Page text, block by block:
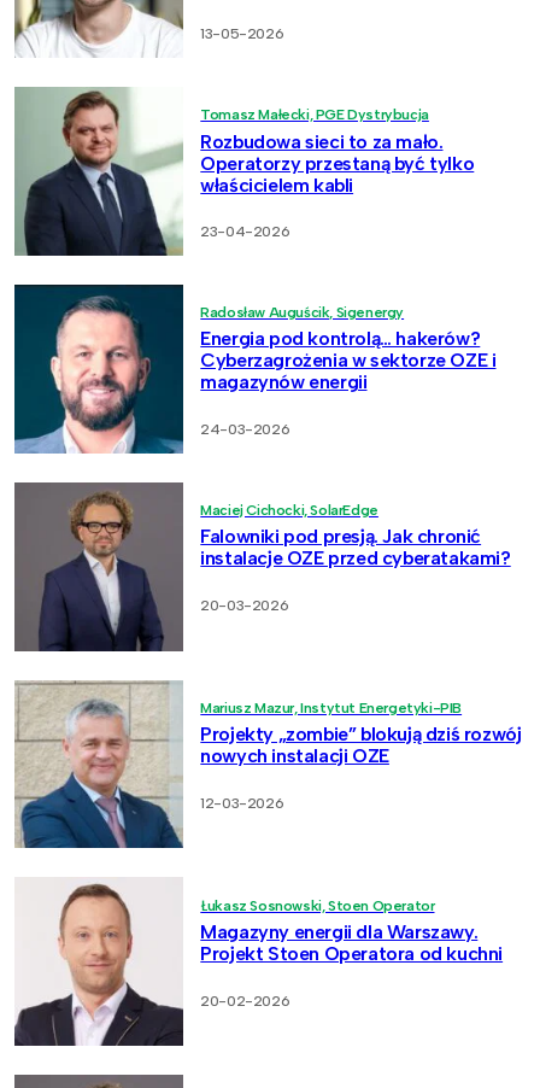
13-05-2026
Tomasz Małecki, PGE Dystrybucja
Rozbudowa sieci to za mało.
Operatorzy przestaną być tylko
właścicielem kabli
23-04-2026
Radosław Auguścik, Sigenergy
Energia pod kontrolą… hakerów?
Cyberzagrożenia w sektorze OZE i
magazynów energii
24-03-2026
Maciej Cichocki, SolarEdge
Falowniki pod presją. Jak chronić
instalacje OZE przed cyberatakami?
20-03-2026
Mariusz Mazur, Instytut Energetyki-PIB
Projekty „zombie” blokują dziś rozwój
nowych instalacji OZE
12-03-2026
Łukasz Sosnowski, Stoen Operator
Magazyny energii dla Warszawy.
Projekt Stoen Operatora od kuchni
20-02-2026